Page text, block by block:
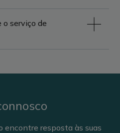
o serviço de
encontre resposta às suas